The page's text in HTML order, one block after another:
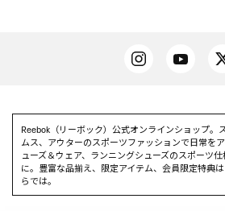
Reebok（リーボック）公式オンラインショップ。
ムス、アウターのスポーツファッションで日常を
ューズ＆ウェア、ランニングシューズのスポーツ
に。豊富な品揃え、限定アイテム、会員限定特典
らでは。